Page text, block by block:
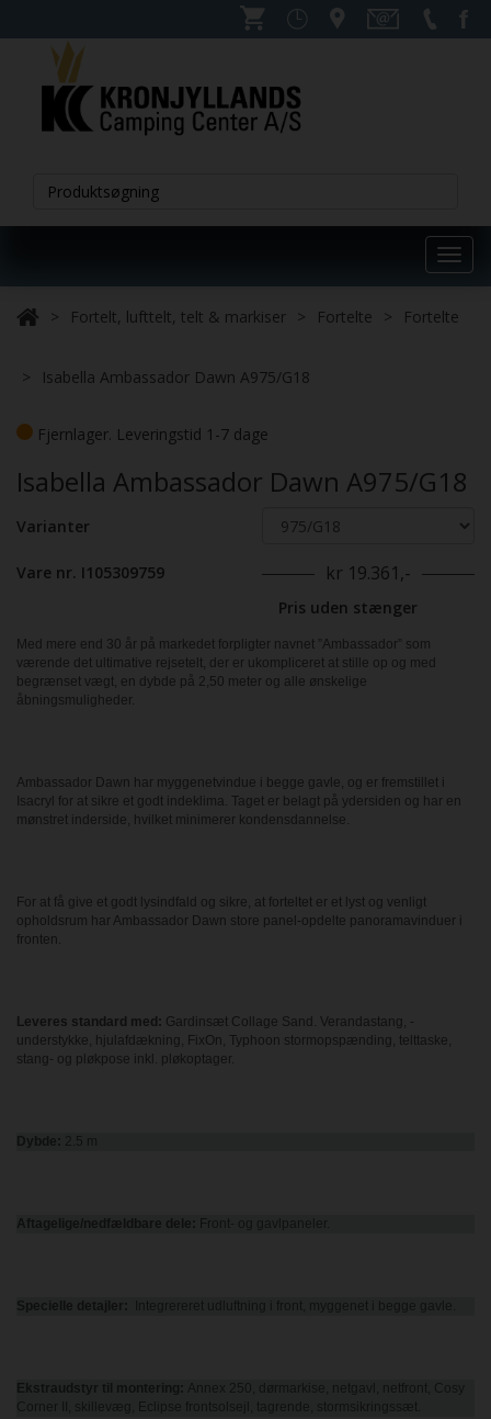
Fortelt, lufttelt, telt & markiser
Fortelte Fortelte
Isabella Ambassador Dawn A975/G18
Fjernlager. Leveringstid 1-7 dage
Isabella Ambassador Dawn A975/G18
Varianter
Vare nr. I105309759 kr 19.361,-
Pris uden stænger
Med mere end 30 år på markedet forpligter navnet ”Ambassador” som
værende det ultimative rejsetelt, der er ukompliceret at stille op og med
begrænset vægt, en dybde på 2,50 meter og alle ønskelige
åbningsmuligheder.
Ambassador Dawn har myggenetvindue i begge gavle, og er fremstillet i
Isacryl for at sikre et godt indeklima. Taget er belagt på ydersiden og har en
mønstret inderside, hvilket minimerer kondens­dannelse.
For at få give et godt lysindfald og sikre, at forteltet er et lyst og venligt
opholdsrum har ­Ambassador Dawn store panel-opdelte panoramavinduer i
fronten.
Leveres standard med: Gardinsæt Collage Sand. Verandastang, ­
understykke, hjulafdækning, FixOn, Typhoon stormopspænding, telttaske,
stang- og pløkpose inkl. pløkoptager.
Dybde: 2.5 m
Aftagelige/nedfældbare dele: Front- og gavlpaneler.
Specielle detajler: Integrereret udluftning i front, myggenet i begge gavle.
Ekstraudstyr til montering:
Annex 250, dørmarkise, netgavl, netfront, Cosy
Corner II, skille­væg, Eclipse frontsolsejl, tagrende, stormsikringssæt.